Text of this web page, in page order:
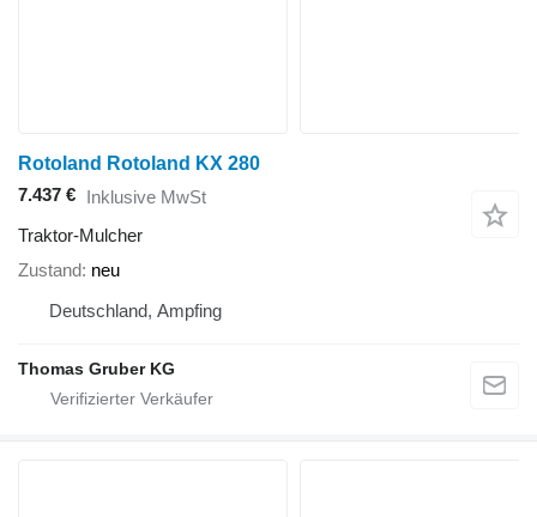
Rotoland Rotoland KX 280
7.437 € Inklusive MwSt
Traktor-Mulcher
Zustand
neu
Deutschland, Ampfing
Thomas Gruber KG